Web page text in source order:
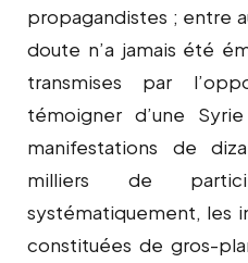
propagandistes ; entre
doute n’a jamais été
transmises par
témoigner d’une
manifestations de
milliers de
systématiquement, les
constituées de gros-